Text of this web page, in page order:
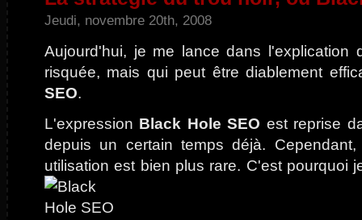
Jeudi, novembre 20th, 2008
Aujourd'hui, je me lance dans l'explication
risquée, mais qui peut être diablement
SEO.
L'expression Black Hole SEO est reprise
depuis un certain temps déjà.
utilisation est bien plus rare. C'est pourquoi